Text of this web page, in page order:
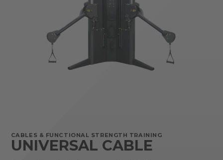
CABLES & FUNCTIONAL STRENGTH TRAINING
UNIVERSAL CABLE